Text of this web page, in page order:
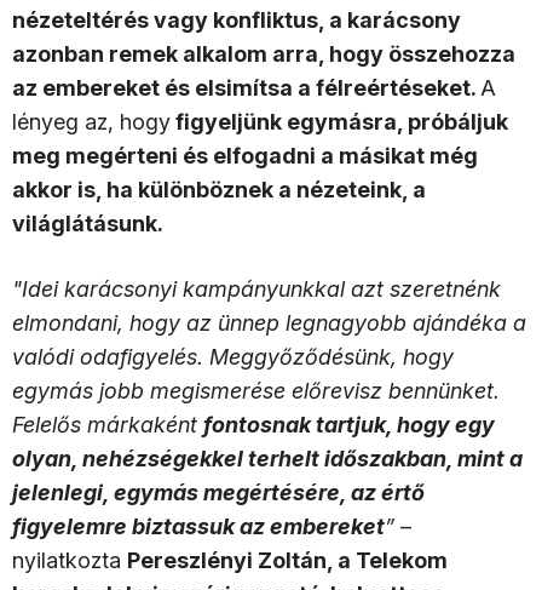
nézeteltérés vagy konfliktus, a karácsony
azonban remek alkalom arra, hogy összehozza
az embereket és elsimítsa a félreértéseket. A
lényeg az, hogyfigyeljünk egymásra, próbáljuk
meg megérteni és elfogadni a másikat még
akkor is, ha különböznek a nézeteink, a
világlátásunk.
"Idei karácsonyi kampányunkkal azt szeretnénk
elmondani, hogy az ünnep legnagyobb ajándéka a
valódi odafigyelés. Meggyőződésünk, hogy
egymás jobb megismerése előrevisz bennünket.
Felelős márkaként fontosnak tartjuk, hogy egy
olyan, nehézségekkel terhelt időszakban, mint a
jelenlegi, egymás megértésére, az értő
figyelemre biztassuk az embereket” –
nyilatkozta Pereszlényi Zoltán, a Telekom